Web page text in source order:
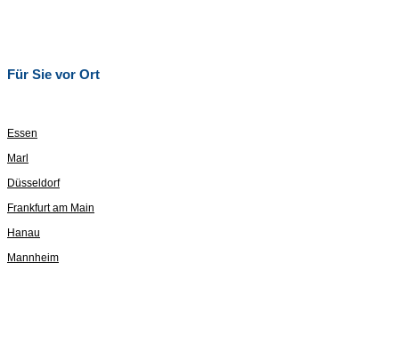
Für Sie vor Ort
Essen
Marl
Düsseldorf
Frankfurt am Main
Hanau
Mannheim